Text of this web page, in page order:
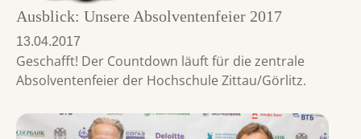
Ausblick: Unsere Absolventenfeier 2017
13.04.2017
Geschafft! Der Countdown läuft für die zentrale
Absolventenfeier der Hochschule Zittau/Görlitz.